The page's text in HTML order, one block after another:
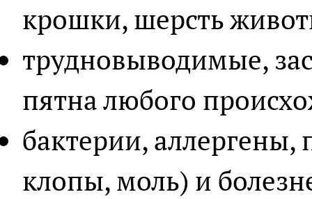
крошки, шерсть
трудновыводимые,
пятна любого
бактерии,
клопы, моль) и